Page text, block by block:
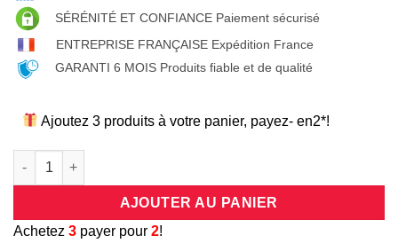
SÉRÉNITÉ ET CONFIANCE Paiement sécurisé
ENTREPRISE FRANÇAISE Expédition France
GARANTI 6 MOIS Produits fiable et de qualité
Ajoutez 3 produits à votre panier, payez- en2*!
quantité de Coque universelle antichocs silicone/cuir beige
AJOUTER AU PANIER
Achetez 3 payer pour 2!